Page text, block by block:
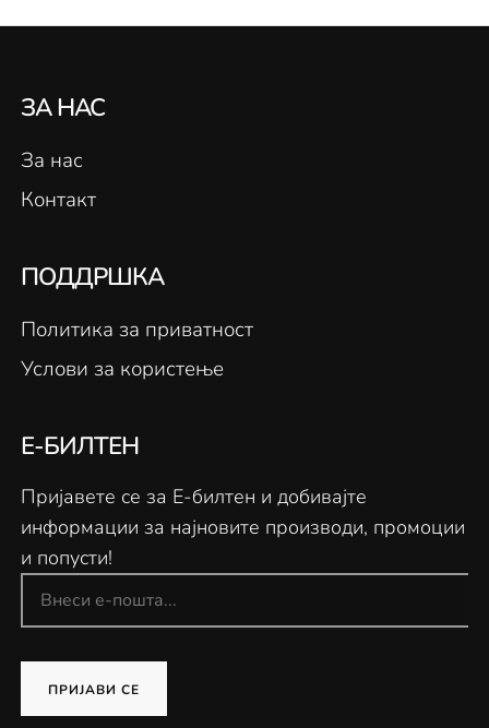
ЗА НАС
За нас
Контакт
ПОДДРШКА
Политика за приватност
Услови за користење
Е-БИЛТЕН
Пријавете се за Е-билтен и добивајте
информации за најновите производи, промоции
и попусти!